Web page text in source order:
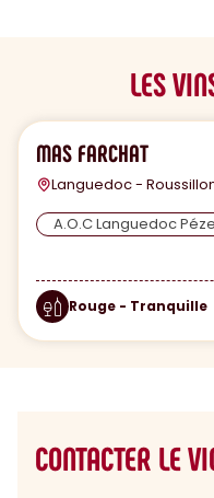
LES
MAS FARCHAT
Languedoc -
A.O.C Languedoc
Rouge - Tranquille
CONTACTER LE